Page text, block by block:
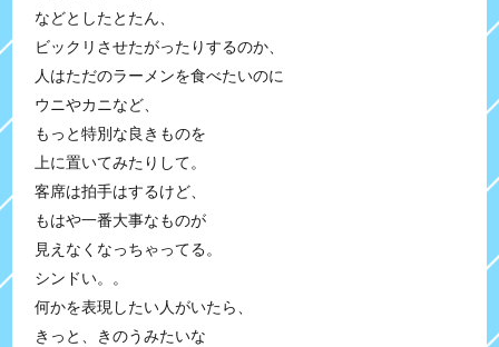
などとしたとたん、
ビックリさせたがったりするのか、
人はただのラーメンを食べたいのに
ウニやカニなど、
もっと特別な良きものを
上に置いてみたりして。
客席は拍手はするけど、
もはや一番大事なものが
見えなくなっちゃってる。
シンドい。。
何かを表現したい人がいたら、
きっと、きのうみたいな